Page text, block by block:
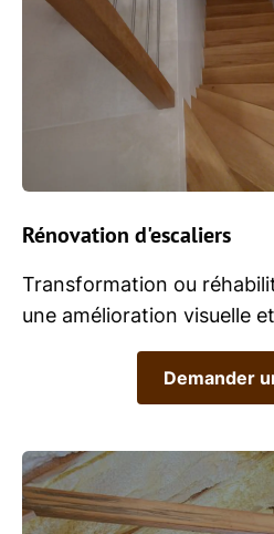
Rénovation d'escaliers
Transformation ou
une amélioration visuelle
Demander